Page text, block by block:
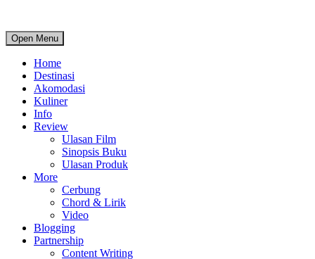
Open Menu
Home
Destinasi
Akomodasi
Kuliner
Info
Review
Ulasan Film
Sinopsis Buku
Ulasan Produk
More
Cerbung
Chord & Lirik
Video
Blogging
Partnership
Content Writing